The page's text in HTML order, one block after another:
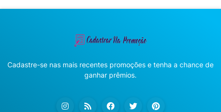
Cadastre-se nas mais recentes promoções e tenha a chance de
ganhar prêmios.